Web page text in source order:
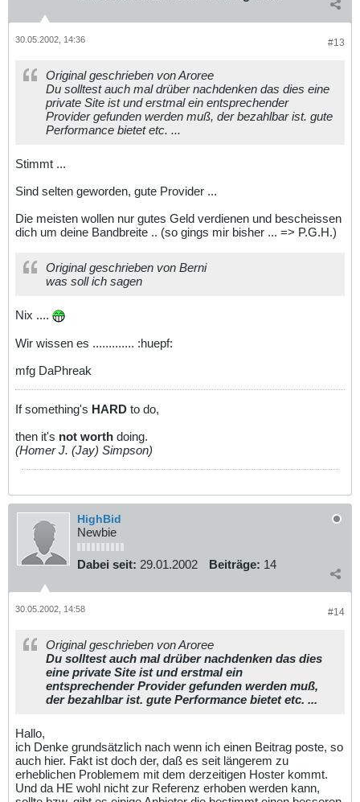
#13
30.05.2002, 14:36
Original geschrieben von Aroree
Du solltest auch mal drüber nachdenken das dies eine
private Site ist und erstmal ein entsprechender
Provider gefunden werden muß, der bezahlbar ist. gute
Performance bietet etc. ...
Stimmt ...
Sind selten geworden, gute Provider ...
Die meisten wollen nur gutes Geld verdienen und bescheissen
dich um deine Bandbreite .. (so gings mir bisher ... => P.G.H.)
Original geschrieben von Berni
was soll ich sagen
Nix ....
Wir wissen es ............. :huepf:
mfg DaPhreak
If something's HARD to do,
then it's not worth doing.
(Homer J. (Jay) Simpson)
HighBid
Newbie
Dabei seit: 29.01.2002 Beiträge: 14
#14
30.05.2002, 14:58
Original geschrieben von Aroree
Du solltest auch mal drüber nachdenken das dies
eine private Site ist und erstmal ein
entsprechender Provider gefunden werden muß,
der bezahlbar ist. gute Performance bietet etc. ...
Hallo,
ich Denke grundsätzlich nach wenn ich einen Beitrag poste, so
auch hier. Fakt ist doch der, daß es seit längerem zu
erheblichen Problemem mit dem derzeitigen Hoster kommt.
Und da HE wohl nicht zur Referenz erhoben werden kann,